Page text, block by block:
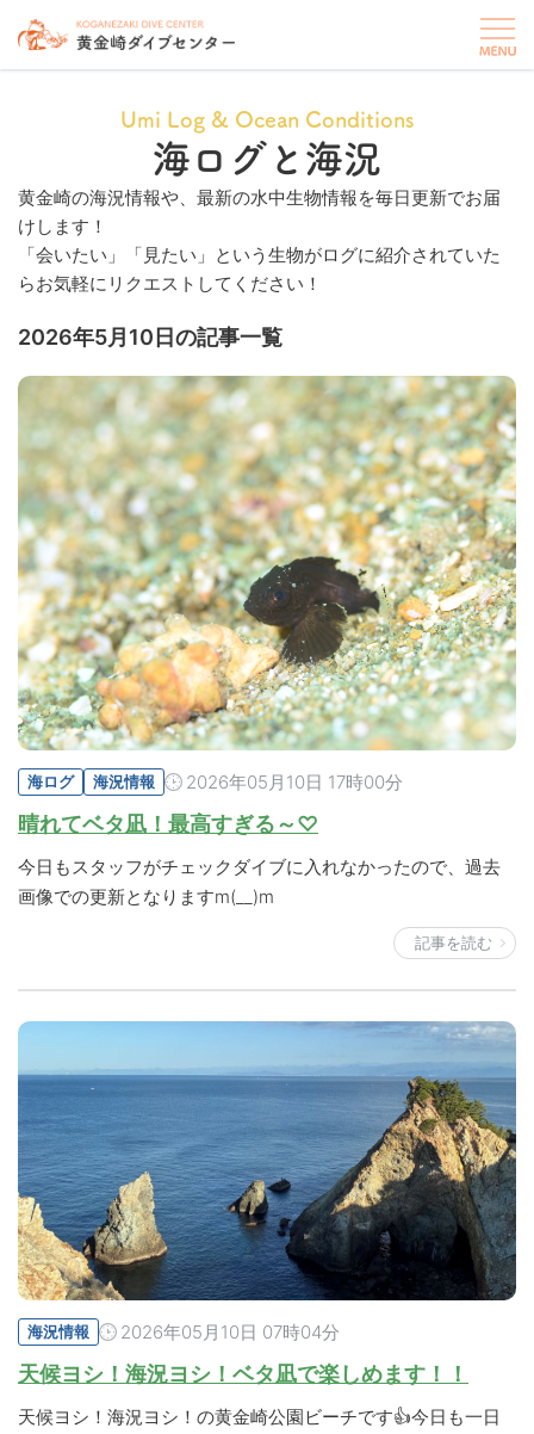
Umi Log & Ocean Conditions
海ログと海況
黄金崎の海況情報や、最新の水中生物情報を毎日更新でお届
けします！
「会いたい」「見たい」という生物がログに紹介されていた
らお気軽にリクエストしてください！
2026年5月10日の記事一覧
海ログ 海況情報 2026年05月10日 17時00分
晴れてベタ凪！最高すぎる～♡
今日もスタッフがチェックダイブに入れなかったので、過去
画像での更新となりますm(__)m
記事を読む
海況情報 2026年05月10日 07時04分
天候ヨシ！海況ヨシ！ベタ凪で楽しめます！！
天候ヨシ！海況ヨシ！の黄金崎公園ビーチです👍今日も一日